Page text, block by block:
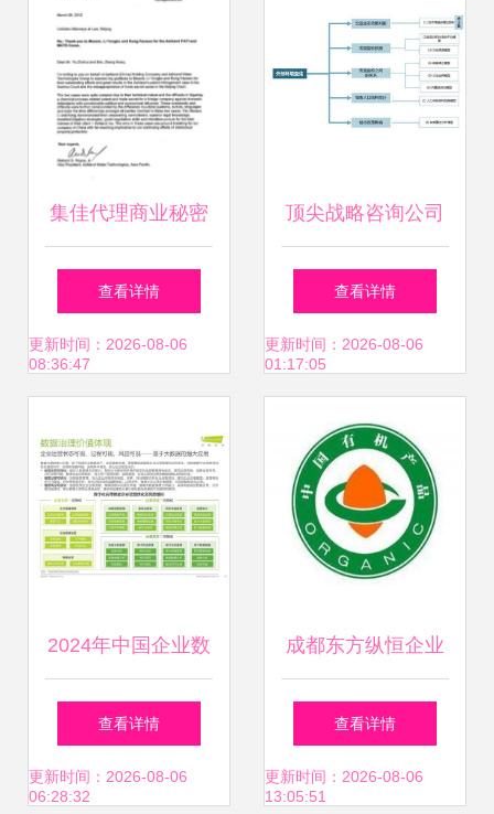
集佳代理商业秘密
与专利案终获胜，
专业实力获美企由
查看详情
更新时间：2026-08-06
08:36:47
顶尖战略咨询公司
常用分析模型与应
用指南
查看详情
更新时间：2026-08-06
01:17:05
2024年中国企业数
据治理白皮书 数字
化转型的基石与引
查看详情
更新时间：2026-08-06
06:28:32
成都东方纵恒企业
管理公司有机和管
理体系认证
查看详情
更新时间：2026-08-06
13:05:51